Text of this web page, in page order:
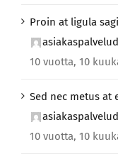
Proin at ligula
10 vuotta, 10
Sed nec metus at
10 vuotta, 10